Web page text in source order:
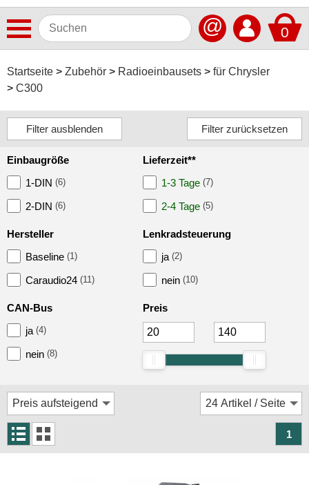
0
@
Startseite Zubehör Radioeinbausets
für Chrysler
C300
Autoradios
Dashcams
Freisprechanlagen
Lautsprecher
Multimedia
Navigationssoftware
Navigationssysteme
Rückfahrsysteme
Soundprozessoren
Verstärker
Zubehör
Aktivsystemadapter
Einbaugröße
1-DIN (6)
2-DIN (6)
Lieferzeit**
1-3 Tage (7)
2-4 Tage (5)
Hersteller
Baseline (1)
Caraudio24 (11)
Lenkradsteuerung
ja (2)
nein (10)
CAN-Bus
ja (4)
nein (8)
Preis
1